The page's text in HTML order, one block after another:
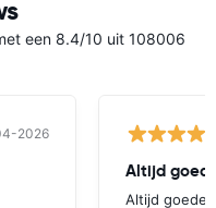
een 8.4/10 uit 108006
2026
Altijd
Altijd goede